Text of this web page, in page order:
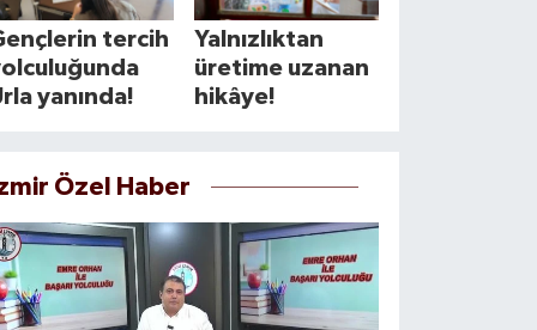
tercih
yanında!
Yalnızlıktan
üretime uzanan
hikâye!
Özel Haber